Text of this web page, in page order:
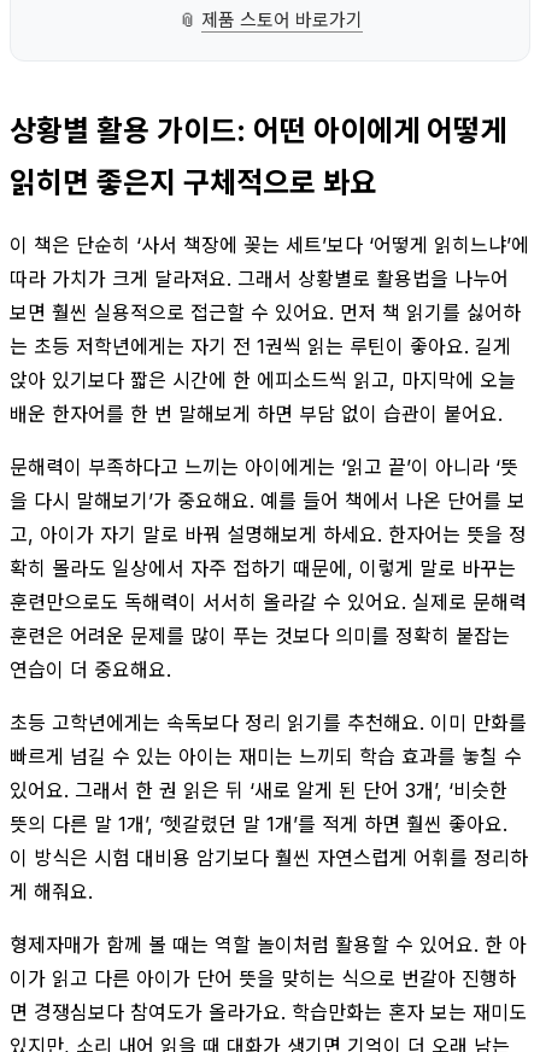
📎 제품 스토어 바로가기
상황별 활용 가이드: 어떤 아이에게 어떻게
읽히면 좋은지 구체적으로 봐요
이 책은 단순히 ‘사서 책장에 꽂는 세트’보다 ‘어떻게 읽히느냐’에
따라 가치가 크게 달라져요. 그래서 상황별로 활용법을 나누어
보면 훨씬 실용적으로 접근할 수 있어요. 먼저 책 읽기를 싫어하
는 초등 저학년에게는 자기 전 1권씩 읽는 루틴이 좋아요. 길게
앉아 있기보다 짧은 시간에 한 에피소드씩 읽고, 마지막에 오늘
배운 한자어를 한 번 말해보게 하면 부담 없이 습관이 붙어요.
문해력이 부족하다고 느끼는 아이에게는 ‘읽고 끝’이 아니라 ‘뜻
을 다시 말해보기’가 중요해요. 예를 들어 책에서 나온 단어를 보
고, 아이가 자기 말로 바꿔 설명해보게 하세요. 한자어는 뜻을 정
확히 몰라도 일상에서 자주 접하기 때문에, 이렇게 말로 바꾸는
훈련만으로도 독해력이 서서히 올라갈 수 있어요. 실제로 문해력
훈련은 어려운 문제를 많이 푸는 것보다 의미를 정확히 붙잡는
연습이 더 중요해요.
초등 고학년에게는 속독보다 정리 읽기를 추천해요. 이미 만화를
빠르게 넘길 수 있는 아이는 재미는 느끼되 학습 효과를 놓칠 수
있어요. 그래서 한 권 읽은 뒤 ‘새로 알게 된 단어 3개’, ‘비슷한
뜻의 다른 말 1개’, ‘헷갈렸던 말 1개’를 적게 하면 훨씬 좋아요.
이 방식은 시험 대비용 암기보다 훨씬 자연스럽게 어휘를 정리하
게 해줘요.
형제자매가 함께 볼 때는 역할 놀이처럼 활용할 수 있어요. 한 아
이가 읽고 다른 아이가 단어 뜻을 맞히는 식으로 번갈아 진행하
면 경쟁심보다 참여도가 올라가요. 학습만화는 혼자 보는 재미도
있지만, 소리 내어 읽을 때 대화가 생기면 기억이 더 오래 남는